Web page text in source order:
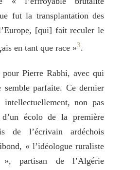
fut la transplantation des
[qui] fait reculer le
en tant que race »3.
Pierre Rabhi, avec qui
semble parfaite. Ce dernier
intellectuellement, non pas
écolo de la première
de l’écrivain ardéchois
« l’idéologue ruraliste
partisan de l’Algérie